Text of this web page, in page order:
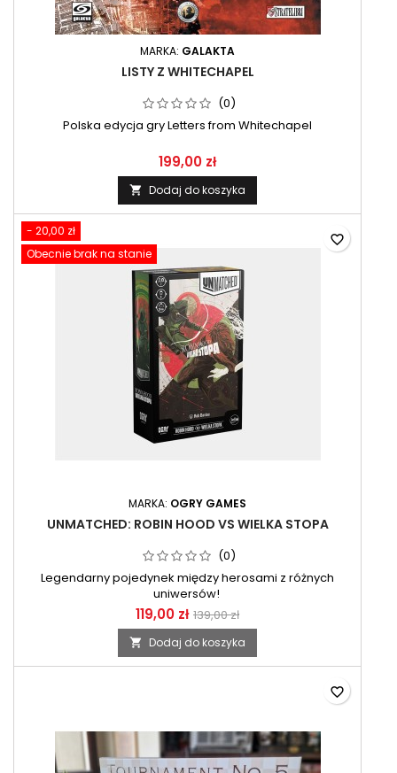
MARKA: GALAKTA
LISTY Z WHITECHAPEL
(0)
Polska edycja gry Letters from Whitechapel
199,00 zł
 Dodaj do koszyka
- 20,00 zł
Obecnie brak na stanie
MARKA: OGRY GAMES
UNMATCHED: ROBIN HOOD VS WIELKA STOPA
(0)
Legendarny pojedynek między herosami z różnych
uniwersów!
119,00 zł 139,00 zł
 Dodaj do koszyka
favorite_border
favorite_border